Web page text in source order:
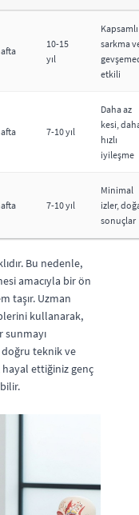
10-15
yıl
Kapsamlı
sarkma
etkili
7-10 yıl
Daha az
kesi,
hızlı
iyileşme
7-10 yıl
Minimal
izler,
sonuçlar
Bu nedenle,
amacıyla bir ön
taşır. Uzman
kullanarak,
sunmayı
doğru teknik ve
ettiğiniz genç